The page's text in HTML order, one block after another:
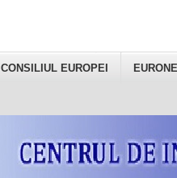
CONSILIUL EUROPEI